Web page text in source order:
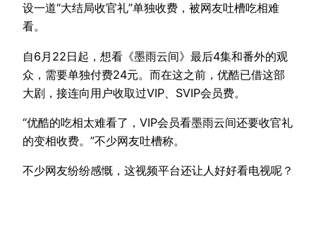
设一道“大结局收官礼”单独收费，被网友吐槽吃相难
看。
自6月22日起，想看《墨雨云间》最后4集和番外的观
众，需要单独付费24元。而在这之前，优酷已借这部
大剧，接连向用户收取过VIP、SVIP会员费。
“优酷的吃相太难看了，VIP会员看墨雨云间还要收官礼
的变相收费。”不少网友吐槽称。
不少网友纷纷感慨，这视频平台还让人好好看电视呢？